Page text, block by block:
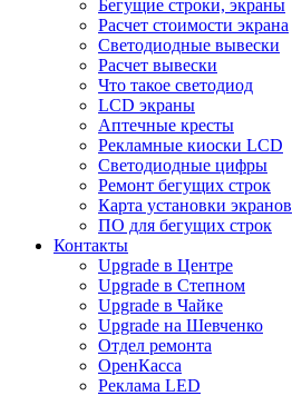
Бегущие строки, экраны
Расчет стоимости экрана
Светодиодные вывески
Расчет вывески
Что такое светодиод
LCD экраны
Аптечные кресты
Рекламные киоски LCD
Светодиодные цифры
Ремонт бегущих строк
Карта установки экранов
ПО для бегущих строк
Контакты
Upgrade в Центре
Upgrade в Степном
Upgrade в Чайке
Upgrade на Шевченко
Отдел ремонта
ОренКасса
Реклама LED